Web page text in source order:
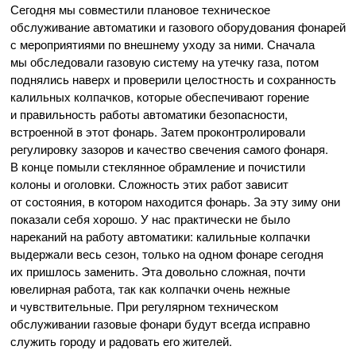
Сегодня мы совместили плановое техническое
обслуживание автоматики и газового оборудования фонарей
с мероприятиями по внешнему уходу за ними. Сначала
мы обследовали газовую систему на утечку газа, потом
поднялись наверх и проверили целостность и сохранность
калильных колпачков, которые обеспечивают горение
и правильность работы автоматики безопасности,
встроенной в этот фонарь. Затем проконтролировали
регулировку зазоров и качество свечения самого фонаря.
В конце помыли стеклянное обрамление и почистили
колоны и оголовки. Сложность этих работ зависит
от состояния, в котором находится фонарь. За эту зиму они
показали себя хорошо. У нас практически не было
нареканий на работу автоматики: калильные колпачки
выдержали весь сезон, только на одном фонаре сегодня
их пришлось заменить. Эта довольно сложная, почти
ювелирная работа, так как колпачки очень нежные
и чувствительные. При регулярном техническом
обслуживании газовые фонари будут всегда исправно
служить городу и радовать его жителей.